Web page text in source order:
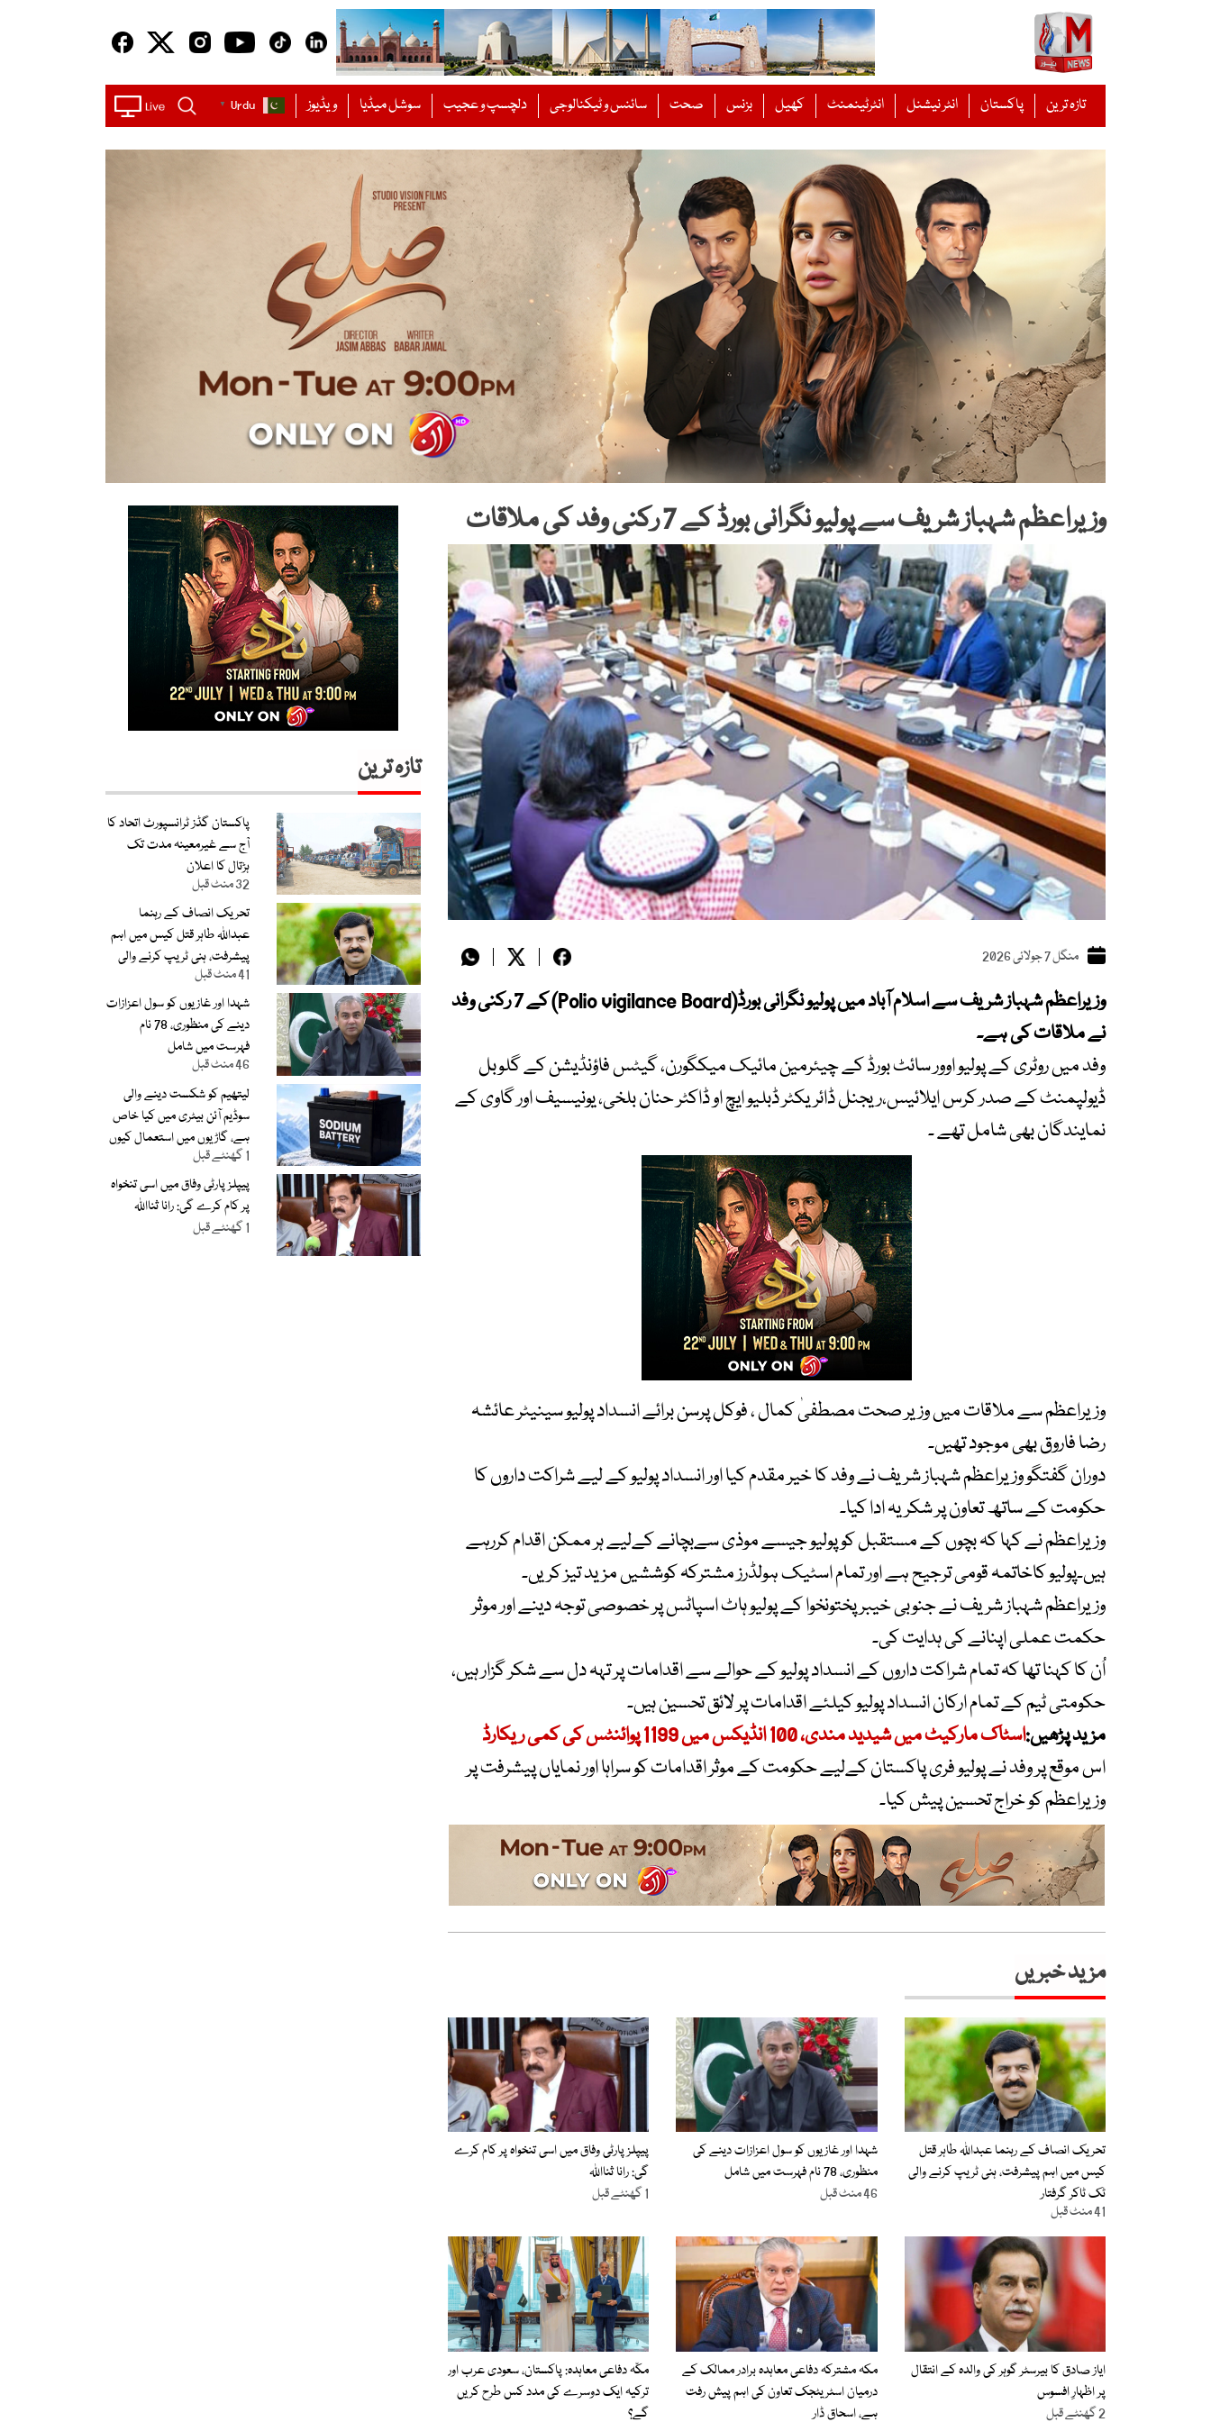
تازہ ترین پاکستان انٹر نیشنل انٹرٹینمنٹ کھیل بزنس صحت سائنس و ٹیکنالوجی دلچسپ و عجیب سوشل میڈیا ویڈیوز Urdu
▼
وزیراعظم شہباز شریف سے پولیو نگرانی بورڈ کے 7 رکنی وفد کی ملاقات
منگل 7 جولائی 2026
وزیراعظم شہباز شریف سے اسلام آباد میں پولیو نگرانی بورڈ(Polio vigilance Board) کے 7 رکنی وفد
نے ملاقات کی ہے۔
وفد میں روٹری کے پولیو اوور سائٹ بورڈ کے چیئرمین مائیک میکگورن، گیٹس فاؤنڈیشن کے گلوبل
ڈیولپمنٹ کے صدر کرس ایلائیس،ریجنل ڈائریکٹر ڈبلیو ایچ او ڈاکٹر حنان بلخی، یونیسیف اور گاوی کے
نمایندگان بھی شامل تھے ۔
وزیراعظم سے ملاقات میں وزیر صحت مصطفیٰ کمال ، فوکل پرسن برائے انسداد پولیو سینیٹر عائشہ
رضا فاروق بھی موجود تھیں۔
دوران گفتگو وزیراعظم شہباز شریف نے وفد کا خیر مقدم کیا اور انسداد پولیو کے لیے شراکت داروں کا
حکومت کے ساتھ تعاون پر شکریہ ادا کیا۔
وزیراعظم نے کہا کہ بچوں کے مستقبل کو پولیو جیسے موذی سےبچانے کےلیے ہر ممکن اقدام کررہے
ہیں۔پولیو کاخاتمہ قومی ترجیح ہے اور تمام اسٹیک ہولڈرز مشترکہ کوششیں مزید تیز کریں۔
وزیراعظم شہباز شریف نے جنوبی خیبر پختونخوا کے پولیو ہاٹ اسپاٹس پر خصوصی توجہ دینے اور موثر
حکمت عملی اپنانے کی ہدایت کی۔
اُن کا کہنا تھا کہ تمام شراکت داروں کے انسداد پولیو کے حوالے سے اقدامات پر تہہ دل سے شکر گزار ہیں،
حکومتی ٹیم کے تمام ارکان انسداد پولیو کیلئے اقدامات پر لائق تحسین ہیں۔
مزید پڑھیں:اسٹاک مارکیٹ میں شیدید مندی، 100 انڈیکس میں 1199 پوائنٹس کی کمی ریکارڈ
اس موقع پر وفد نے پولیو فری پاکستان کےلیے حکومت کے موثر اقدامات کو سراہا اور نمایاں پیشرفت پر
وزیراعظم کو خراج تحسین پیش کیا۔
مزید خبریں
تحریک انصاف کے رہنما عبداللہ طاہر قتل
کیس میں اہم پیشرفت، ہنی ٹریپ کرنے والی
ٹک ٹاکر گرفتار
41 منٹ قبل
شہدا اور غازیوں کو سول اعزازات دینے کی
منظوری، 78 نام فہرست میں شامل
46 منٹ قبل
پیپلز پارٹی وفاق میں اسی تنخواہ پر کام کرے
گی: رانا ثنااللہ
1 گھنٹے قبل
ایاز صادق کا بیرسٹر گوہر کی والدہ کے انتقال
پر اظہارِ افسوس
2 گھنٹے قبل
مکہ مشترکہ دفاعی معاہدہ برادر ممالک کے
درمیان اسٹریٹجک تعاون کی اہم پیش رفت
ہے، اسحاق ڈار
مکّہ دفاعی معاہدہ: پاکستان، سعودی عرب اور
ترکیہ ایک دوسرے کی مدد کس طرح کریں
گے؟
تازہ ترین
پاکستان گڈز ٹرانسپورٹ اتحاد کا
آج سے غیرمعینہ مدت تک
ہڑتال کا اعلان
32 منٹ قبل
تحریک انصاف کے رہنما
عبداللہ طاہر قتل کیس میں اہم
پیشرفت، ہنی ٹریپ کرنے والی
ٹک ٹاکر گرفتار
41 منٹ قبل
شہدا اور غازیوں کو سول اعزازات
دینے کی منظوری، 78 نام
فہرست میں شامل
46 منٹ قبل
لیتھیم کو شکست دینے والی
سوڈیم آئن بیٹری میں کیا خاص
ہے، گاڑیوں میں استعمال کیوں
نہیں کر سکتے1 گھنٹے قبل
پیپلز پارٹی وفاق میں اسی تنخواہ
پر کام کرے گی: رانا ثنااللہ
1 گھنٹے قبل